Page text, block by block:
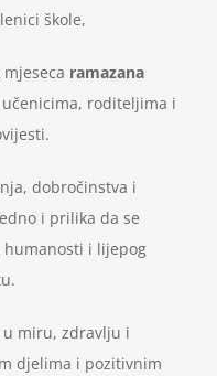
škole,
ramazana
roditeljima i
dobročinstva i
i prilika da se
i lijepog
u miru, zdravlju i
djelima i pozitivnim